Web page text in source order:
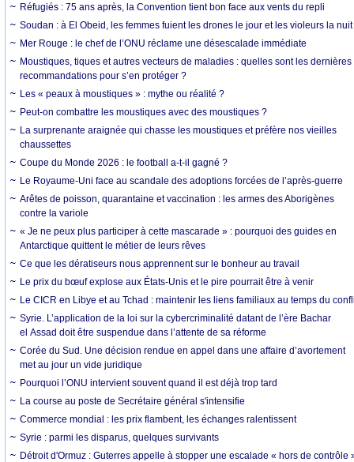
Réfugiés : 75 ans après, la Convention tient bon face aux vents du repli
Soudan : à El Obeid, les femmes fuient les drones le jour et les violeurs la nuit
Mer Rouge : le chef de l’ONU réclame une désescalade immédiate
Moustiques, tiques et autres vecteurs de maladies : quelles sont les dernières
recommandations pour s’en protéger ?
Les « peaux à moustiques » : mythe ou réalité ?
Peut-on combattre les moustiques avec des moustiques ?
La surprenante araignée qui chasse les moustiques et préfère nos vieilles
chaussettes
Coupe du Monde 2026 : le football a-t-il gagné ?
Le Royaume-Uni face au scandale des adoptions forcées de l’après-guerre
Arêtes de poisson, quarantaine et vaccination : les armes des Aborigènes
contre la variole
« Je ne peux plus participer à cette mascarade » : pourquoi des guides en
Antarctique quittent le métier de leurs rêves
Ce que les dératiseurs nous apprennent sur le bonheur au travail
Le prix du bœuf explose aux États-Unis et le pire pourrait être à venir
Le CICR en Libye et au Tchad : maintenir les liens familiaux au temps du
Syrie. L’application de la loi sur la cybercriminalité datant de l’ère Bachar
el Assad doit être suspendue dans l’attente de sa réforme
Corée du Sud. Une décision rendue en appel dans une affaire d’avortement
met au jour un vide juridique
Pourquoi l’ONU intervient souvent quand il est déjà trop tard
La course au poste de Secrétaire général s'intensifie
Commerce mondial : les prix flambent, les échanges ralentissent
Syrie : parmi les disparus, quelques survivants
Détroit d'Ormuz : Guterres appelle à stopper une escalade « hors de contrôle